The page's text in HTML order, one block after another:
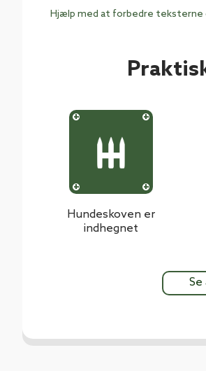
Hjælp med at forbedre teksterne
Hundeskoven er
indhegnet